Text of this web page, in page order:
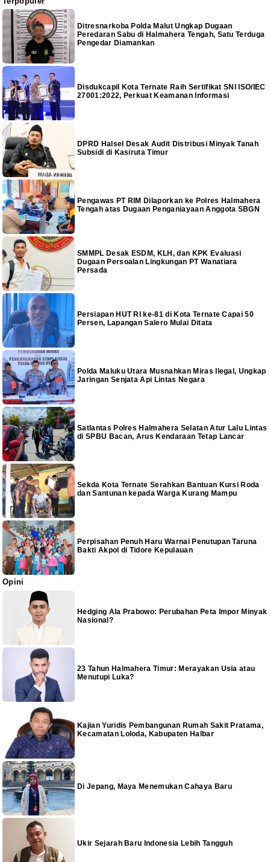
Ditresnarkoba Polda Malut Ungkap Dugaan
Peredaran Sabu di Halmahera Tengah, Satu Terduga
Pengedar Diamankan
Disdukcapil Kota Ternate Raih Sertifikat SNI ISO/IEC
27001:2022, Perkuat Keamanan Informasi
DPRD Halsel Desak Audit Distribusi Minyak Tanah
Subsidi di Kasiruta Timur
Pengawas PT RIM Dilaporkan ke Polres Halmahera
Tengah atas Dugaan Penganiayaan Anggota SBGN
SMMPL Desak ESDM, KLH, dan KPK Evaluasi
Dugaan Persoalan Lingkungan PT Wanatiara
Persada
Persiapan HUT RI ke-81 di Kota Ternate Capai 50
Persen, Lapangan Salero Mulai Ditata
Polda Maluku Utara Musnahkan Miras Ilegal, Ungkap
Jaringan Senjata Api Lintas Negara
Satlantas Polres Halmahera Selatan Atur Lalu Lintas
di SPBU Bacan, Arus Kendaraan Tetap Lancar
Sekda Kota Ternate Serahkan Bantuan Kursi Roda
dan Santunan kepada Warga Kurang Mampu
Perpisahan Penuh Haru Warnai Penutupan Taruna
Bakti Akpol di Tidore Kepulauan
Opini
Hedging Ala Prabowo: Perubahan Peta Impor Minyak
Nasional?
23 Tahun Halmahera Timur: Merayakan Usia atau
Menutupi Luka?
Kajian Yuridis Pembangunan Rumah Sakit Pratama,
Kecamatan Loloda, Kabupaten Halbar
Di Jepang, Maya Menemukan Cahaya Baru
Ukir Sejarah Baru Indonesia Lebih Tangguh